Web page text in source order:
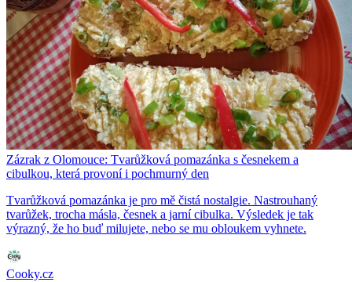
Zázrak z Olomouce: Tvarůžková pomazánka s česnekem a
cibulkou, která provoní i pochmurný den
Tvarůžková pomazánka je pro mě čistá nostalgie. Nastrouhaný
tvarůžek, trocha másla, česnek a jarní cibulka. Výsledek je tak
výrazný, že ho buď milujete, nebo se mu obloukem vyhnete.
Cooky.cz